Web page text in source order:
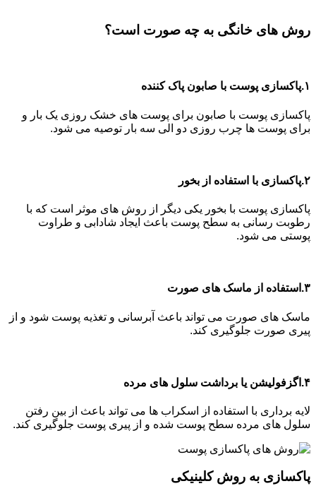
روش های خانگی به چه صورت است؟
۱.پاکسازی پوست با صابون پاک کننده
پاکسازی پوست با صابون برای پوست های خشک روزی یک بار و
برای پوست ها چرب روزی دو الی سه بار توصیه می شود.
۲.پاکسازی با استفاده از بخور
پاکسازی پوست با بخور یکی دیگر از روش های موثر است که با
رطوبت رسانی به سطح پوست باعث ایجاد شادابی و طراوت
پوستی می شود.
۳.استفاده از ماسک های صورت
ماسک های صورت می تواند باعث آبرسانی و تغذیه پوست شود و از
پیری صورت جلوگیری کند.
۴.اگزفولیشن یا برداشت سلول های مرده
لایه برداری با استفاده از اسکراب ها می تواند باعث از بین رفتن
سلول های مرده سطح پوست شده و از پیری پوست جلوگیری کند.
پاکسازی به روش کلینیکی